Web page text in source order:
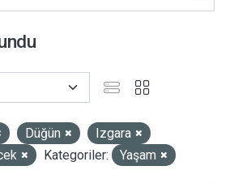
Düğün
Izgara
Kategoriler: Yaşam